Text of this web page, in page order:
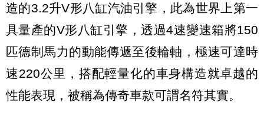
造的3.2升V形八缸汽油引擎，此為世界上第一
具量產的V形八缸引擎，透過4速變速箱將150
匹德制馬力的動能傳遞至後輪軸，極速可達時
速220公里，搭配輕量化的車身構造就卓越的
性能表現，被稱為傳奇車款可謂名符其實。